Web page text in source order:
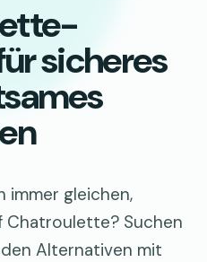
sicheres
immer gleichen,
Chatroulette? Suchen
Alternativen mit